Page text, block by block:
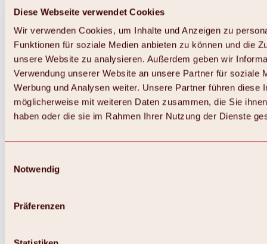
Diese Webseite verwendet Cookies
Wir verwenden Cookies, um Inhalte und Anzeigen zu
Funktionen für soziale Medien anbieten zu können und die
unsere Website zu analysieren. Außerdem geben wir
Verwendung unserer Website an unsere Partner für soziale
Werbung und Analysen weiter. Unsere Partner führen diese
möglicherweise mit weiteren Daten zusammen, die Sie
haben oder die sie im Rahmen Ihrer Nutzung der Dienste
Notwendig
Präferenzen